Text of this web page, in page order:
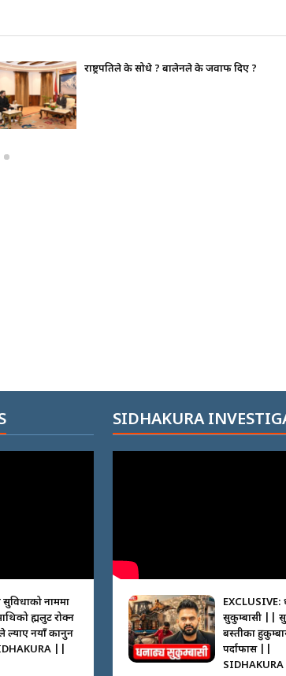
राष्ट्रपतिले के सोधे ? बालेनले के जवाफ दिए ?
सुविधाको नाममा
ब्रह्मलुट रोक्न
ल्याए नयाँ कानुन
||
SIDHAKURA
EXCLUSIVE:
सुकुम्बासी ||
बस्तीका
पर्दाफास ||
SIDHAKURA